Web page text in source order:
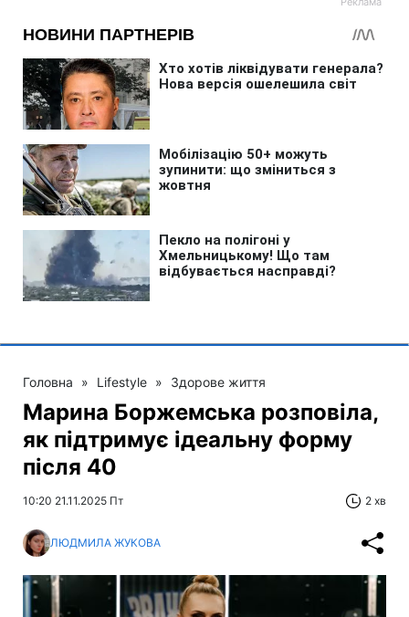
Головна » Lifestyle » Здорове життя
Марина Боржемська розповіла,
як підтримує ідеальну форму
після 40
10:20 21.11.2025 Пт 2 хв
ЛЮДМИЛА ЖУКОВА